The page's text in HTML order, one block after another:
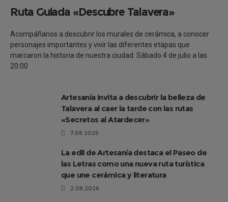
Ruta Guiada «Descubre Talavera»
Acompáñanos a descubrir los murales de cerámica, a conocer
personajes importantes y vivir las diferentes etapas que
marcaron la historia de nuestra ciudad. Sábado 4 de julio a las
20:00
Artesanía invita a descubrir la belleza de
Talavera al caer la tarde con las rutas
«Secretos al Atardecer»
7.08.2026
La edil de Artesanía destaca el Paseo de
las Letras como una nueva ruta turística
que une cerámica y literatura
2.08.2026